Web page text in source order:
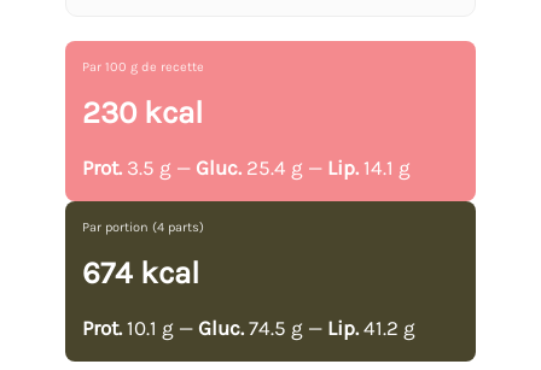
Par 100 g de recette
230 kcal
Prot. 3.5 g — Gluc. 25.4 g — Lip. 14.1 g
Par portion (4 parts)
674 kcal
Prot. 10.1 g — Gluc. 74.5 g — Lip. 41.2 g